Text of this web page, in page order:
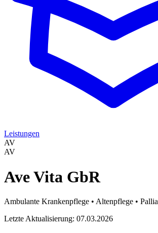
Leistungen
AV
AV
Ave Vita GbR
Ambulante Krankenpflege • Altenpflege •
Letzte Aktualisierung: 07.03.2026